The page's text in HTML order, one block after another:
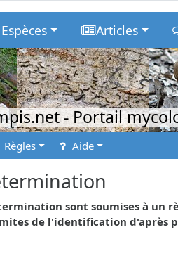
Espèces Articles
- Portail
Règles Aide
sont soumises à un
de l'identification d'après